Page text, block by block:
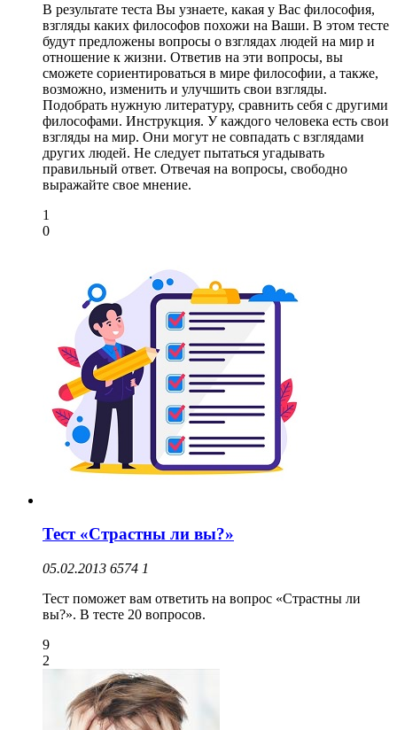
В результате теста Вы узнаете, какая у Вас философия,
взгляды каких философов похожи на Ваши. В этом тесте
будут предложены вопросы о взглядах людей на мир и
отношение к жизни. Ответив на эти вопросы, вы
сможете сориентироваться в мире философии, а также,
возможно, изменить и улучшить свои взгляды.
Подобрать нужную литературу, сравнить себя с другими
философами. Инструкция. У каждого человека есть свои
взгляды на мир. Они могут не совпадать с взглядами
других людей. Не следует пытаться угадывать
правильный ответ. Отвечая на вопросы, свободно
выражайте свое мнение.
1
0
Тест «Страстны ли вы?»
05.02.2013 6574 1
Тест поможет вам ответить на вопрос «Страстны ли
вы?». В тесте 20 вопросов.
9
2